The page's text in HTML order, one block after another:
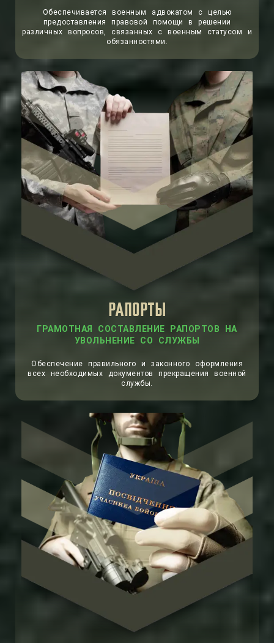
Обеспечивается военным адвокатом с целью
предоставления правовой помощи в решении
различных вопросов, связанных с военным статусом и
обязанностями.
РАПОРТЫ
ГРАМОТНАЯ СОСТАВЛЕНИЕ РАПОРТОВ НА
УВОЛЬНЕНИЕ СО СЛУЖБЫ
Обеспечение правильного и законного оформления
всех необходимых документов прекращения военной
службы.